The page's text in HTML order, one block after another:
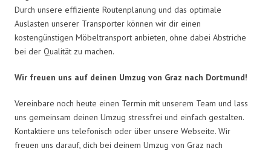
Durch unsere effiziente Routenplanung und das optimale
Auslasten unserer Transporter können wir dir einen
kostengünstigen Möbeltransport anbieten, ohne dabei Abstriche
bei der Qualität zu machen.
Wir freuen uns auf deinen Umzug von Graz nach Dortmund!
Vereinbare noch heute einen Termin mit unserem Team und lass
uns gemeinsam deinen Umzug stressfrei und einfach gestalten.
Kontaktiere uns telefonisch oder über unsere Webseite. Wir
freuen uns darauf, dich bei deinem Umzug von Graz nach